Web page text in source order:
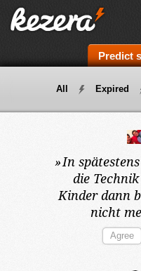
Predict
All Expired
»In
die
Kinder dann
nicht